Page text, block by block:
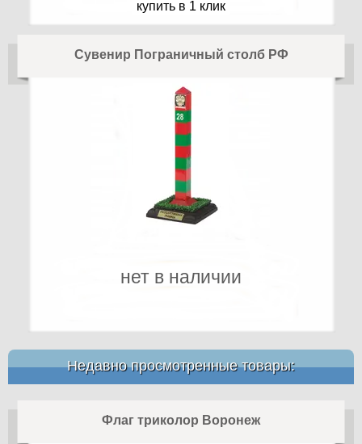
купить в 1 клик
Сувенир Пограничный столб РФ
нет в наличии
Недавно просмотренные товары:
Флаг триколор Воронеж